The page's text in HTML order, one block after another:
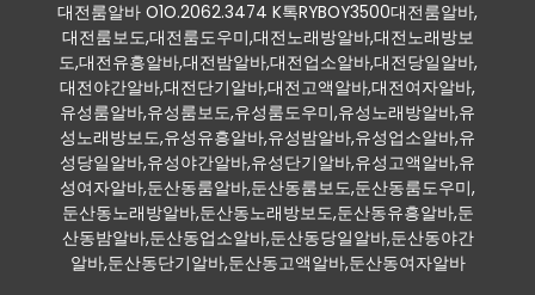
대전룸알바 O1O.2062.3474 K톡RYBOY3500대전룸알바,
대전룸보도,대전룸도우미,대전노래방알바,대전노래방보
도,대전유흥알바,대전밤알바,대전업소알바,대전당일알바,
대전야간알바,대전단기알바,대전고액알바,대전여자알바,
유성룸알바,유성룸보도,유성룸도우미,유성노래방알바,유
성노래방보도,유성유흥알바,유성밤알바,유성업소알바,유
성당일알바,유성야간알바,유성단기알바,유성고액알바,유
성여자알바,둔산동룸알바,둔산동룸보도,둔산동룸도우미,
둔산동노래방알바,둔산동노래방보도,둔산동유흥알바,둔
산동밤알바,둔산동업소알바,둔산동당일알바,둔산동야간
알바,둔산동단기알바,둔산동고액알바,둔산동여자알바